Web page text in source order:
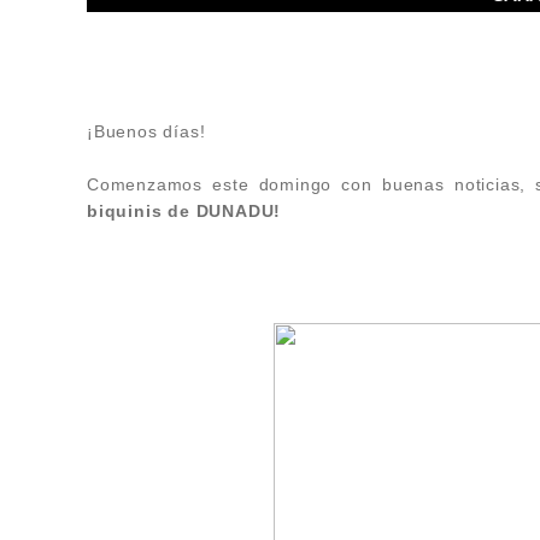
¡Buenos días!
Comenzamos este domingo con buenas
biquinis de DUNADU!